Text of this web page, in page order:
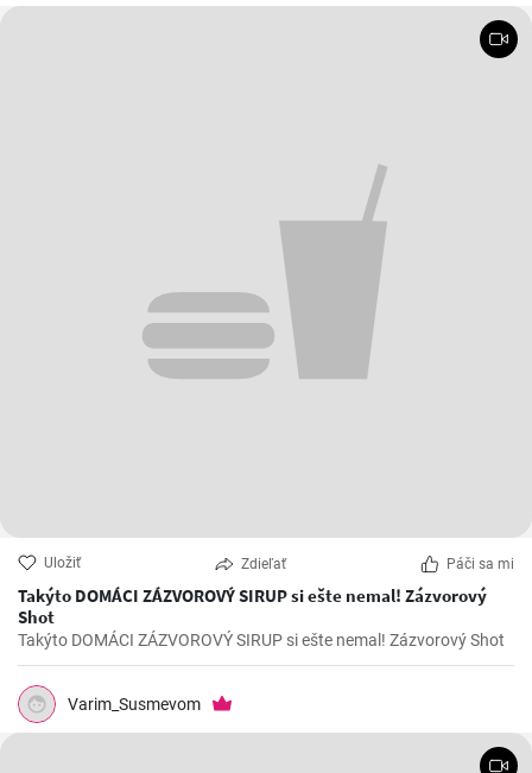
Uložiť Zdieľať Páči sa mi
Takýto DOMÁCI ZÁZVOROVÝ SIRUP si ešte nemal! Zázvorový
Shot
Takýto DOMÁCI ZÁZVOROVÝ SIRUP si ešte nemal! Zázvorový Shot
Varim_Susmevom